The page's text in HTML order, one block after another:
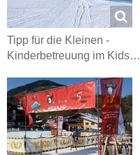
Tipp für die Kleinen -
Kinderbetreuung im Kids…